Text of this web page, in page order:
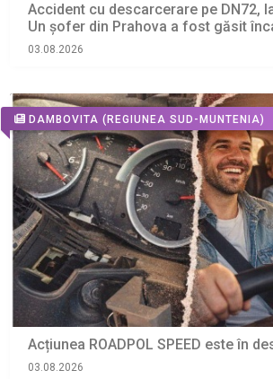
Accident cu descarcerare pe DN72,
Un șofer din Prahova a fost găsit
03.08.2026
DAMBOVITA (REGIUNEA SUD-MUNTENIA)
Acțiunea ROADPOL SPEED este în
03.08.2026